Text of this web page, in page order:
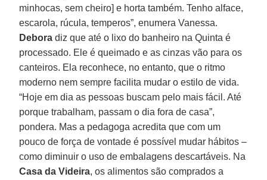
minhocas, sem cheiro] e horta também. Tenho alface,
escarola, rúcula, temperos”, enumera Vanessa.
Debora diz que até o lixo do banheiro na Quinta é
processado. Ele é queimado e as cinzas vão para os
canteiros. Ela reconhece, no entanto, que o ritmo
moderno nem sempre facilita mudar o estilo de vida.
“Hoje em dia as pessoas buscam pelo mais fácil. Até
porque trabalham, passam o dia fora de casa”,
pondera. Mas a pedagoga acredita que com um
pouco de força de vontade é possível mudar hábitos –
como diminuir o uso de embalagens descartáveis. Na
Casa da Videira, os alimentos são comprados a